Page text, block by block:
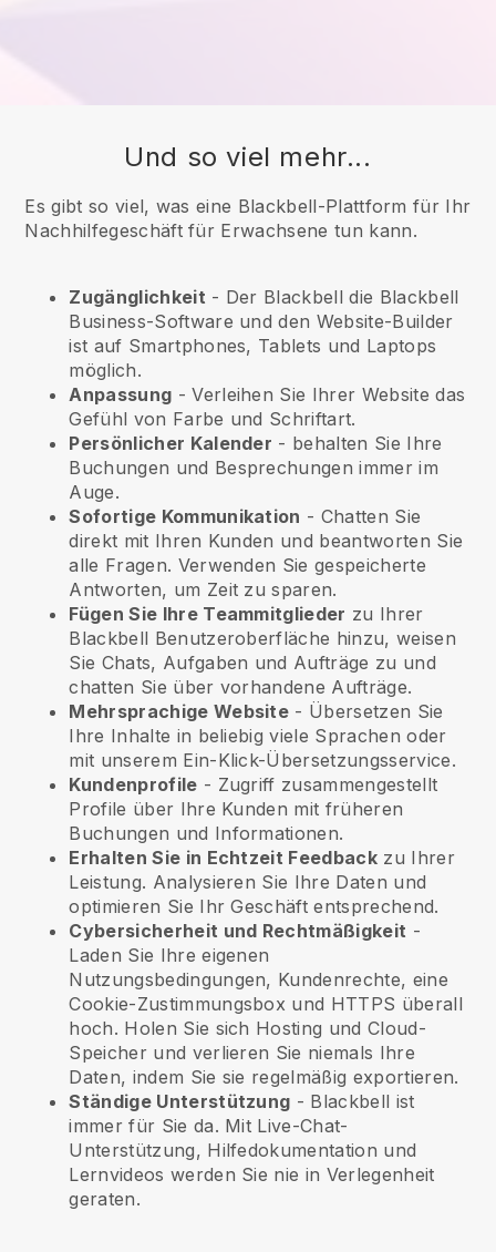
Und so viel mehr...
Es gibt so viel, was eine Blackbell-Plattform für Ihr
Nachhilfegeschäft für Erwachsene tun kann.
Zugänglichkeit - Der Blackbell die Blackbell
Business-Software und den Website-Builder
ist auf Smartphones, Tablets und Laptops
möglich.
Anpassung - Verleihen Sie Ihrer Website das
Gefühl von Farbe und Schriftart.
Persönlicher Kalender - behalten Sie Ihre
Buchungen und Besprechungen immer im
Auge.
Sofortige Kommunikation - Chatten Sie
direkt mit Ihren Kunden und beantworten Sie
alle Fragen. Verwenden Sie gespeicherte
Antworten, um Zeit zu sparen.
Fügen Sie Ihre Teammitglieder zu Ihrer
Blackbell Benutzeroberfläche hinzu, weisen
Sie Chats, Aufgaben und Aufträge zu und
chatten Sie über vorhandene Aufträge.
Mehrsprachige Website - Übersetzen Sie
Ihre Inhalte in beliebig viele Sprachen oder
mit unserem Ein-Klick-Übersetzungsservice.
Kundenprofile - Zugriff zusammengestellt
Profile über Ihre Kunden mit früheren
Buchungen und Informationen.
Erhalten Sie in Echtzeit Feedbackzu Ihrer
Leistung. Analysieren Sie Ihre Daten und
optimieren Sie Ihr Geschäft entsprechend.
Cybersicherheit und Rechtmäßigkeit -
Laden Sie Ihre eigenen
Nutzungsbedingungen, Kundenrechte, eine
Cookie-Zustimmungsbox und HTTPS überall
hoch. Holen Sie sich Hosting und Cloud-
Speicher und verlieren Sie niemals Ihre
Daten, indem Sie sie regelmäßig exportieren.
Ständige Unterstützung - Blackbell ist
immer für Sie da. Mit Live-Chat-
Unterstützung, Hilfedokumentation und
Lernvideos werden Sie nie in Verlegenheit
geraten.